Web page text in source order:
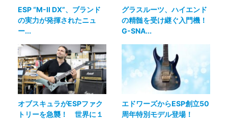
ESP “M-II DX”、ブランド
の実力が発揮されたニュ
ー...
グラスルーツ、ハイエンド
の精髄を受け継ぐ入門機！
G-SNA...
オブスキュラがESPファク
トリーを急襲！ 世界に１
エドワーズからESP創立50
周年特別モデル登場！